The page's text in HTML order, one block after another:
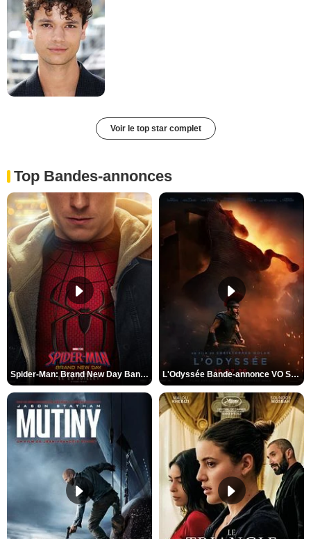
Voir le top star complet
Top Bandes-annonces
Spider-Man: Brand New Day Bande-annonce VO STFR L'Odyssée Bande-annonce VO STFR